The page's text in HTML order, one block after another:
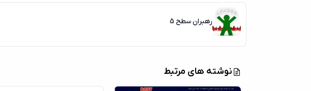
رهبران سطح 5
نوشته های مرتبط